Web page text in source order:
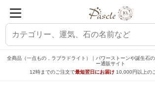
全商品（一点もの，ラブラドライト）｜パワーストーンや誕生石
ー通販サイト
12時までのご注文で最短翌日にお届け 10,000円以上の